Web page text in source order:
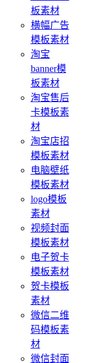
板素材
横幅广告
模板素材
淘宝
banner模
板素材
淘宝售后
卡模板素
材
淘宝店招
模板素材
电脑壁纸
模板素材
logo模板
素材
视频封面
模板素材
电子贺卡
模板素材
贺卡模板
素材
微信二维
码模板素
材
微信封面